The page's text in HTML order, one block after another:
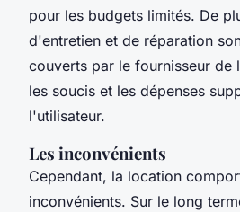
pour les budgets limités. De
d'entretien et de réparation
couverts par le fournisseur de
les soucis et les dépenses
l'utilisateur.
Les inconvénients
Cependant, la location
inconvénients. Sur le long